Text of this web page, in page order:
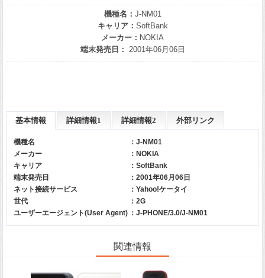
機種名： J-NM01
キャリア： SoftBank
メーカー： NOKIA
端末発売日： 2001年06月06日
基本情報 詳細情報1 詳細情報2 外部リンク
機種名
：J-NM01
メーカー
： NOKIA
キャリア
： SoftBank
端末発売日
：2001年06月06日
ネット接続サービス
：Yahoo!ケータイ
世代
：2G
ユーザーエージェント(User Agent) ：J-PHONE/3.0/J-NM01
関連情報